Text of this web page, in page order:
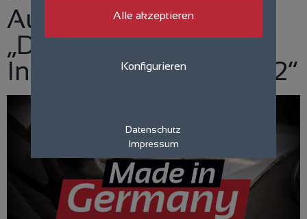
Auszeichnung
„Deutschlands
Innovationsführer 2022“
Alle akzeptieren
Konfigurieren
Datenschutz
Impressum